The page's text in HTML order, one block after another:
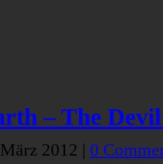
– The
2012 | 0